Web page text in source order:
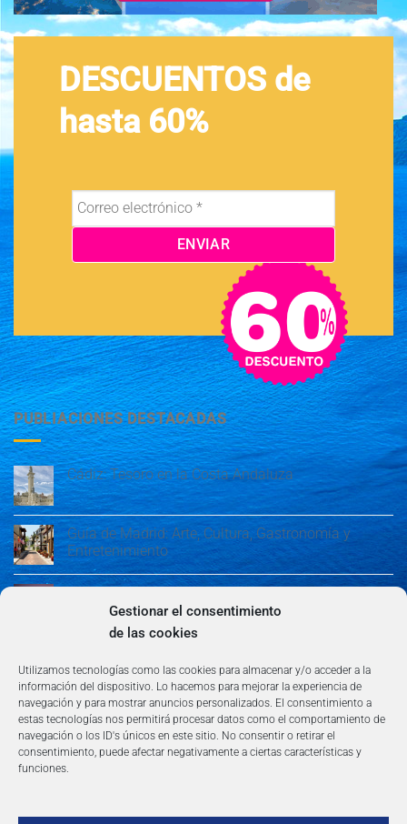
Gestionar el consentimiento
de las cookies
Utilizamos tecnologías como las cookies para almacenar y/o acceder a la
información del dispositivo. Lo hacemos para mejorar la experiencia de
navegación y para mostrar anuncios personalizados. El consentimiento a
estas tecnologías nos permitirá procesar datos como el comportamiento de
navegación o los ID's únicos en este sitio. No consentir o retirar el
consentimiento, puede afectar negativamente a ciertas características y
funciones.
DESCUENTOS de
hasta 60%
PUBLIACIONES DESTACADAS
Cádiz: Tesoro en la Costa Andaluza
Guía de Madrid: Arte, Cultura, Gastronomía y
Entretenimiento
Guía de Madrid: Arte, Cultura, Gastronomía y
Entretenimiento
Copyright 2026 ©360group.es